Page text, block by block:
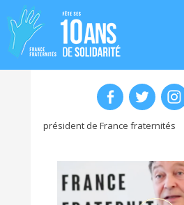
président de France fraternités